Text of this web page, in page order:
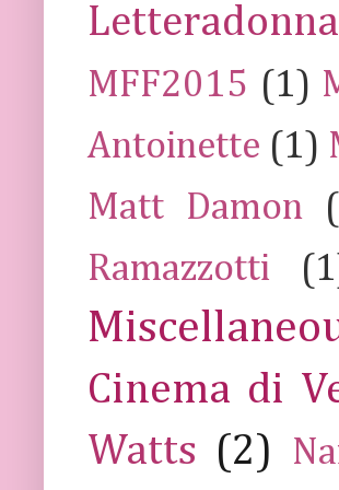
Letteradonna
MFF2015 (1)
Antoinette (1)
Matt Damon
Ramazzotti
Cinema di
Watts (2)